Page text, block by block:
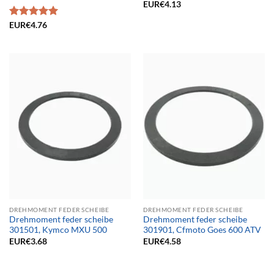
Bewertet
EUR€4.76
EUR€4.13
DREHMOMENT FEDER SCHEIBE
Drehmoment feder scheibe
301501, Kymco MXU 500
EUR€3.68
DREHMOMENT FEDER SCHEIBE
Drehmoment feder scheibe
301901, Cfmoto Goes 600 ATV
EUR€4.58